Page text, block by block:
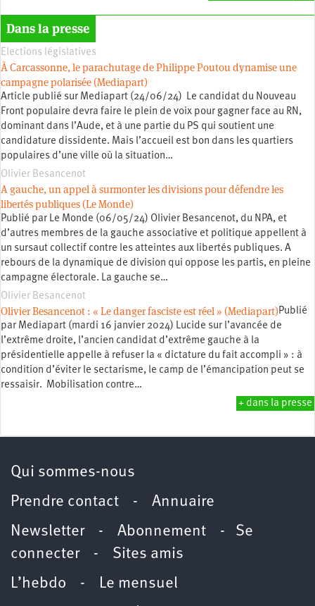
Dans la presse
Elections législatives
À Carcassonne, le parachutage de Philippe Poutou dynamise une
campagne polarisée (Mediapart)
Article publié sur Mediapart (24/06/24) Le candidat du Nouveau
Front populaire devra faire le plein de voix pour gagner face au RN,
dominant dans l’Aude, et à une partie du PS qui soutient une
candidature dissidente. Mais l’accueil est bon dans les quartiers
populaires d’une ville où la situation…
Olivier Besancenot
A gauche, un appel à surmonter les divisions pour défendre les
libertés publiques (Le Monde)
Publié par Le Monde (06/05/24) Olivier Besancenot, du NPA, et
d’autres membres de la gauche associative et politique appellent à
un sursaut collectif contre les atteintes aux libertés publiques. A
rebours de la dynamique de division qui oppose les partis, en pleine
campagne électorale. La gauche se…
Olivier Besancenot
Olivier Besancenot : « Le danger fasciste est réel » (Mediapart)Publié
par Mediapart (mardi 16 janvier 2024) Lucide sur l’avancée de
l’extrême droite, l’ancien candidat d’extrême gauche à la
présidentielle appelle à refuser la « dictature du fait accompli » : à
condition d’éviter le sectarisme, le camp de l’émancipation peut se
ressaisir. Mobilisation contre…
+ dans la presse
Qui sommes-nous
Prendre contact - Annuaire
Newsletter - Abonnement - Se
connecter- Sites amis
L’hebdo - Le mensuel